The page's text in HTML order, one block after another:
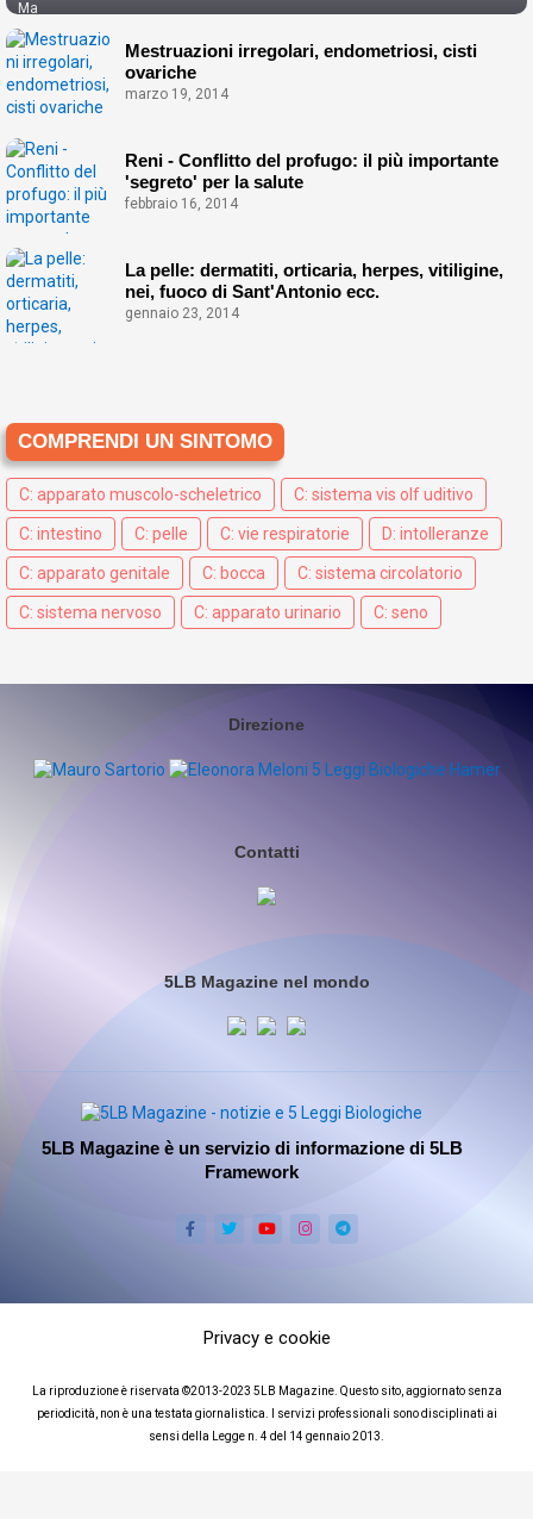
Mestruazioni irregolari, endometriosi, cisti
ovariche
marzo 19, 2014
Reni - Conflitto del profugo: il più importante
'segreto' per la salute
febbraio 16, 2014
La pelle: dermatiti, orticaria, herpes, vitiligine,
nei, fuoco di Sant'Antonio ecc.
gennaio 23, 2014
COMPRENDI UN SINTOMO
C: apparato muscolo-scheletrico C: sistema vis olf uditivo
C: intestino C: pelle C: vie respiratorie D: intolleranze
C: apparato genitale C: bocca C: sistema circolatorio
C: sistema nervoso C: apparato urinario C: seno
Direzione
Contatti
5LB Magazine nel mondo
5LB Magazine è un servizio di informazione di 5LB
Framework
La riproduzione è riservata ©2013-2023 5LB Magazine. Questo sito, aggiornato senza
periodicità, non è una testata giornalistica. I servizi professionali sono disciplinati ai
sensi della Legge n. 4 del 14 gennaio 2013.
Privacy e cookie